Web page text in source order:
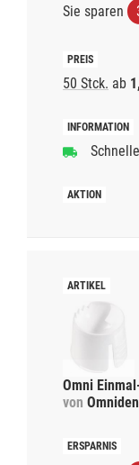
Sie sparen
50 Stck. ab
Omni
von